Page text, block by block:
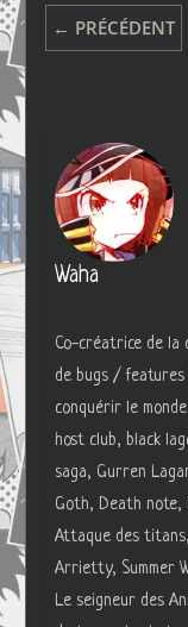
← PRÉCÉDENT
Waha
Co-créatrice de la
de bugs /
conquérir le
host club, black
saga, Gurren
Goth, Death note,
Attaque des titans,
Arrietty, Summer
Le seigneur des